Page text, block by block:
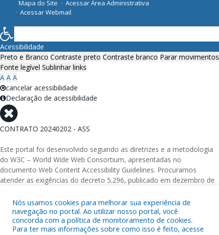
Mapa do Site
Acessar Área Administrativa
Acessar Webmail
Nós usamos cookies para melhorar sua experiência de
navegação no portal. Ao utilizar nosso portal, você
concorda com a política de monitoramento de cookies.
Para ter mais informações sobre como isso é feito, acesse
Acessibilidade
Preto e Branco Contraste preto Contraste branco Parar movimentos
Fonte legível Sublinhar links
A A A
cancelar acessibilidade
Declaração de acessibilidade
CONTRATO 20240202 - ASS
Este portal foi desenvolvido seguindo as diretrizes e a metodologia
do W3C – World Wide Web Consortium, apresentadas no
documento Web Content Accessibility Guidelines. Procuramos
atender as exigências do decreto 5.296, publicado em dezembro de
eletrônicos da administração pública na rede mundial de
computadores para o uso das pessoas com necessidades especiais,
garantindo-lhes o pleno acesso aos conteúdos disponíveis.